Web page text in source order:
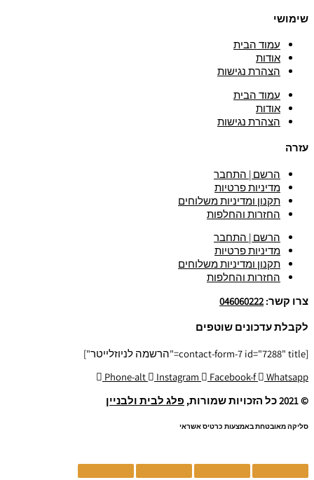
שימושי
עמוד הבית
אודות
הצהרת נגישות
עמוד הבית
אודות
הצהרת נגישות
עזרה
הרשם | התחבר
מדיניות פרטיות
תקנון ומדיניות משלוחים
החזרות והחלפות
הרשם | התחבר
מדיניות פרטיות
תקנון ומדיניות משלוחים
החזרות והחלפות
צרו קשר: 046060222
לקבלת עדכונים שוטפים
[contact-form-7 id="7288" title="הרשמה לניוזלייטר"]
Phone-alt
Instagram Facebook-f
Whatsapp
© 2021 כל הזכויות שמורות,
פלג לבית ולבניין
סליקה מאובטחת באמצעות כרטיס אשראי